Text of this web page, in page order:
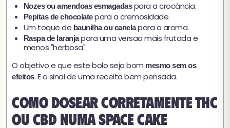
Nozes ou amendoas esmagadaspara a crocância.
Pepitas de chocolatepara a cremosidade.
Um toque de baunilha ou canelapara o aroma.
Raspa de laranjapara uma versao mais frutada e
menos "herbosa".
O objetivo e que este bolo seja bom mesmo sem os
efeitos. E o sinal de uma receita bem pensada.
Como dosear corretamente THC
ou CBD numa Space Cake